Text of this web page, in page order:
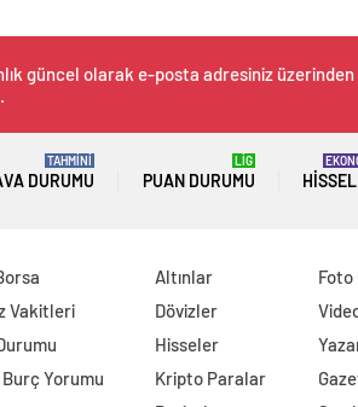
güncel olarak e-posta adresiniz
DURUMU
TAHMİNİ
PUAN DURUMU
LİG
Vakitleri
Yorumu
Altınlar
Dövizler
Hisseler
Kripto Paralar
Foto